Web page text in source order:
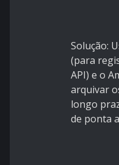
Solução:
(para
API) e o
arquivar
longo
de ponta